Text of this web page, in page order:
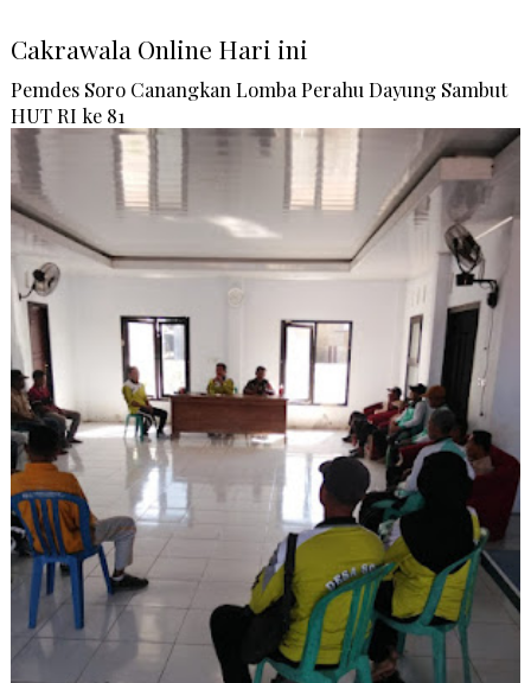
Cakrawala Online Hari ini
Pemdes Soro Canangkan Lomba Perahu Dayung Sambut
HUT RI ke 81